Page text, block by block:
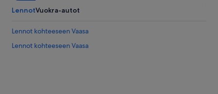
LennotVuokra-autot
Lennot kohteeseen Vaasa
Lennot kohteeseen Vaasa